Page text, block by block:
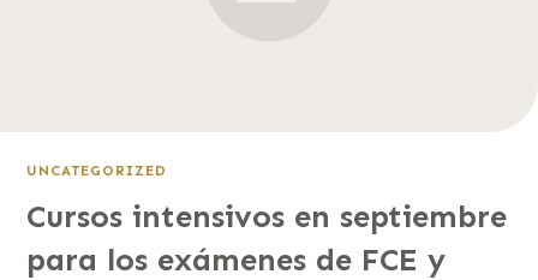
UNCATEGORIZED
Cursos intensivos en septiembre
para los exámenes de FCE y